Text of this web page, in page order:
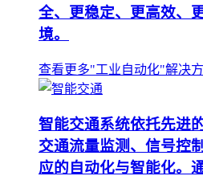
全、更稳定、更高效、
境。
查看更多"工业自动化"解决
智能交通系统依托先进
交通流量监测、信号控
应的自动化与智能化。